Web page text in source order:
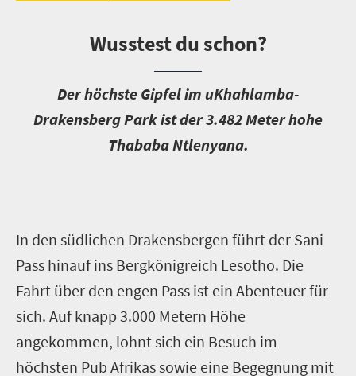
Wusstest du schon?
Der höchste Gipfel im uKhahlamba-
Drakensberg Park ist der 3.482 Meter hohe
Thababa Ntlenyana.
In den südlichen Drakensbergen führt der Sani
Pass hinauf ins Bergkönigreich Lesotho. Die
Fahrt über den engen Pass ist ein Abenteuer für
sich. Auf knapp 3.000 Metern Höhe
angekommen, lohnt sich ein Besuch im
höchsten Pub Afrikas sowie eine Begegnung mit